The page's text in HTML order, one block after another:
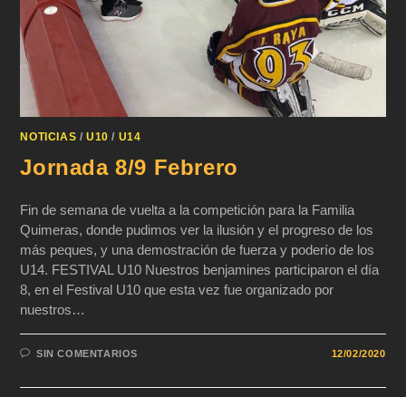
NOTICIAS /U10 / U14
Jornada 8/9 Febrero
Fin de semana de vuelta a la competición para la Familia
Quimeras, donde pudimos ver la ilusión y el progreso de los
más peques, y una demostración de fuerza y poderío de los
U14. FESTIVAL U10 Nuestros benjamines participaron el día
8, en el Festival U10 que esta vez fue organizado por
nuestros…
SIN COMENTARIOS 12/02/2020